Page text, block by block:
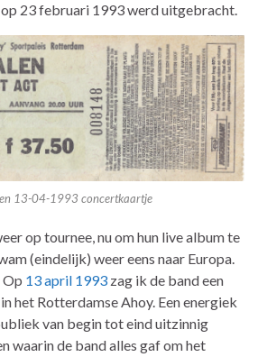
23 februari 1993 werd uitgebracht.
13-04-1993 concertkaartje
op tournee, nu om hun live album te
(eindelijk) weer eens naar Europa.
Op 13 april 1993 zag ik de band een
het Rotterdamse Ahoy. Een energiek
van begin tot eind uitzinnig
waarin de band alles gaf om het